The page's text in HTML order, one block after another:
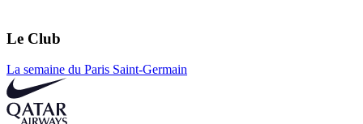
Le Club
La semaine du Paris Saint-Germain